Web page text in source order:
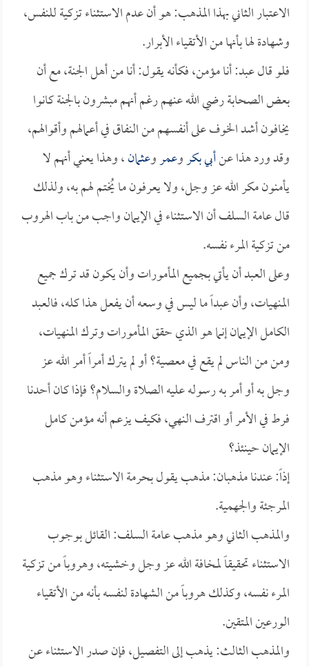
الاعتبار الثاني بهذا المذهب: هو أن عدم الاستثناء تزكية للنفس،
وشهادة لها بأنها من الأتقياء الأبرار.
فلو قال عبد: أنا مؤمن، فكأنه يقول: أنا من أهل الجنة، مع أن
بعض الصحابة رضي الله عنهم رغم أنهم مبشرون بالجنة كانوا
يخافون أشد الخوف على أنفسهم من النفاق في أعمالهم وأقوالهم،
وقد ورد هذا عنأبي بكروعمروعثمان، وهذا يعني أنهم لا
يأمنون مكر الله عز وجل، ولا يعرفون ما يُختم لهم به، ولذلك
قال عامة السلف أن الاستثناء في الإيمان واجب من باب الهروب
من تزكية المرء نفسه.
وعلى العبد أن يأتي بجميع المأمورات وأن يكون قد ترك جميع
المنهيات، وأن عبداً ما ليس في وسعه أن يفعل هذا كله، فالعبد
الكامل الإيمان إنما هو الذي حقق المأمورات وترك المنهيات،
ومن من الناس لم يقع في معصية؟ أو لم يترك أمراً أمر الله عز
وجل به أو أمر به رسوله عليه الصلاة والسلام؟ فإذا كان أحدنا
فرط في الأمر أو اقترف النهي، فكيف يزعم أنه مؤمن كامل
الإيمان حينئذ؟
إذاً: عندنا مذهبان: مذهب يقول بحرمة الاستثناء وهو مذهب
المرجئة والجهمية.
والمذهب الثاني وهو مذهب عامة السلف: القائل بوجوب
الاستثناء تحقيقاً لمخافة الله عز وجل وخشيته، وهروباً من تزكية
المرء نفسه، وكذلك هروباً من الشهادة لنفسه بأنه من الأتقياء
الورعين المتقين.
والمذهب الثالث: يذهب إلى التفصيل، فإن صدر الاستثناء عن